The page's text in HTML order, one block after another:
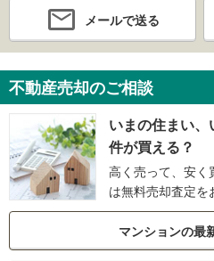
メールで送る
不動産売却のご相談
いまの住まい
件が買える？
高く売って、安く
は無料売却査定を
マンションの最